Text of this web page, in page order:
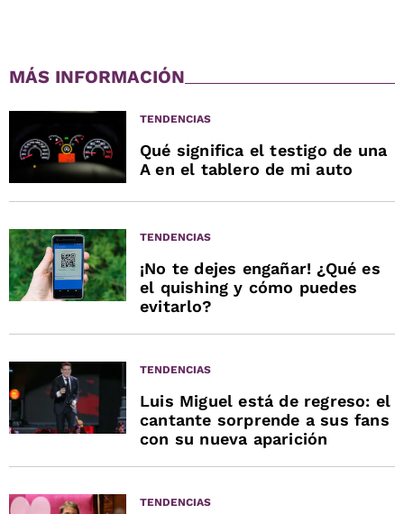
MÁS INFORMACIÓN
TENDENCIAS
Qué significa el testigo de una
A en el tablero de mi auto
TENDENCIAS
¡No te dejes engañar! ¿Qué es
el quishing y cómo puedes
evitarlo?
TENDENCIAS
Luis Miguel está de regreso: el
cantante sorprende a sus fans
con su nueva aparición
TENDENCIAS